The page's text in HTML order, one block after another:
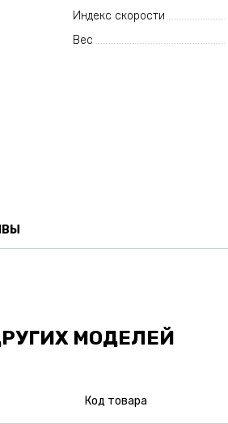
Индекс скорости
Вес
МОДЕЛЕЙ
Код товара